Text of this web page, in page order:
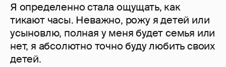
Я определенно стала ощущать, как
тикают часы. Неважно, рожу я детей или
усыновлю, полная у меня будет семья или
нет, я абсолютно точно буду любить своих
детей.